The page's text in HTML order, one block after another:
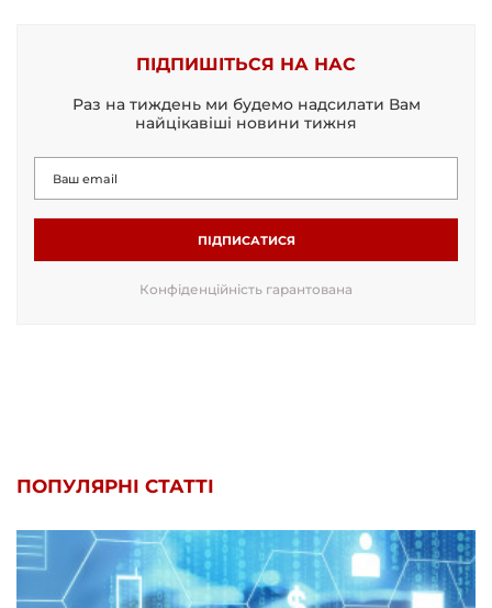
ПІДПИШІТЬСЯ НА НАС
Раз на тиждень ми будемо надсилати Вам
найцікавіші новини тижня
ПІДПИСАТИСЯ
Конфіденційність гарантована
ПОПУЛЯРНІ СТАТТІ